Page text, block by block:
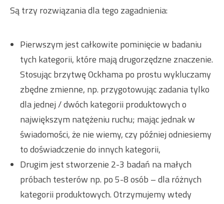
Są trzy rozwiązania dla tego zagadnienia:
Pierwszym jest całkowite pominięcie w badaniu
tych kategorii, które mają drugorzędzne znaczenie.
Stosując brzytwę Ockhama po prostu wykluczamy
zbędne zmienne, np. przygotowując zadania tylko
dla jednej / dwóch kategorii produktowych o
największym natężeniu ruchu; mając jednak w
świadomości, że nie wiemy, czy później odniesiemy
to doświadczenie do innych kategorii,
Drugim jest stworzenie 2-3 badań na małych
próbach testerów np. po 5-8 osób – dla różnych
kategorii produktowych. Otrzymujemy wtedy